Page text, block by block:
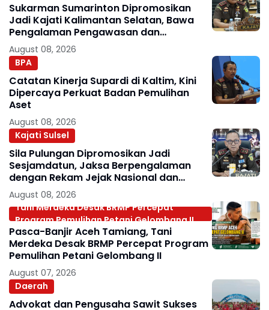
Sukarman Sumarinton Dipromosikan
Jadi Kajati Kalimantan Selatan, Bawa
Pengalaman Pengawasan dan
Kepemimpinan
August 08, 2026
BPA
Catatan Kinerja Supardi di Kaltim, Kini
Dipercaya Perkuat Badan Pemulihan
Aset
August 08, 2026
Kajati Sulsel
Sila Pulungan Dipromosikan Jadi
Sesjamdatun, Jaksa Berpengalaman
dengan Rekam Jejak Nasional dan
Internasional
August 08, 2026
Tani Merdeka Desak BRMP Percepat
Program Pemulihan Petani Gelombang II
Pasca-Banjir Aceh Tamiang, Tani
Merdeka Desak BRMP Percepat Program
Pemulihan Petani Gelombang II
August 07, 2026
Daerah
Advokat dan Pengusaha Sawit Sukses